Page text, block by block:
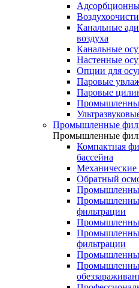
Канальные
воздуха
Канальные
Настенные
Опции для
Паровые
Паровые
Промышленные
Промышленные
Компактная
бассейна
Обратный
фильтрации
фильтрации